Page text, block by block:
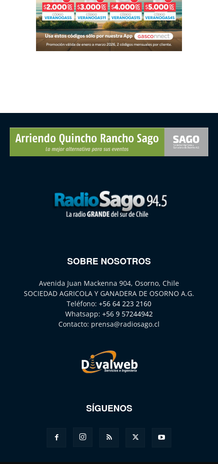
SOBRE NOSOTROS
Avenida Juan Mackenna 904, Osorno, Chile
SOCIEDAD AGRICOLA Y GANADERA DE OSORNO A.G.
Teléfono: +56 64 223 2160
Whatsapp: +56 9 57244942
Contacto: prensa@radiosago.cl
SÍGUENOS